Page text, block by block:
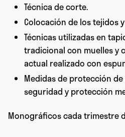
Técnica de corte.
Colocación de los tejidos
Técnicas utilizadas en
tradicional con muelles y
actual realizado con
Medidas de protección
seguridad y protección
Monográficos cada trimestre